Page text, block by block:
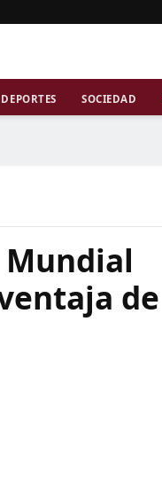
DEPORTES SOCIEDAD
Mundial
de